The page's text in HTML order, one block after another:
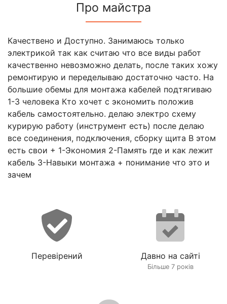
Про майстра
Качествено и Доступно. Занимаюсь только
электрикой так как считаю что все виды работ
качественно невозможно делать, после таких хожу
ремонтирую и переделываю достаточно часто. На
большие обемы для монтажа кабелей подтягиваю
1-3 человека Кто хочет с экономить положив
кабель самостоятельно. делаю электро схему
курирую работу (инструмент есть) после делаю
все соединения, подключения, сборку щита В этом
есть свои + 1-Экономия 2-Память где и как лежит
кабель 3-Навыки монтажа + понимание что это и
зачем
Перевірений Давно на сайті
Більше 7 років